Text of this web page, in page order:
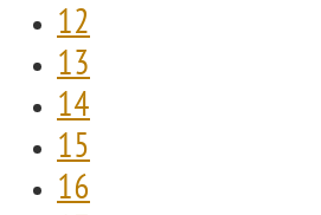
12
13
14
15
16